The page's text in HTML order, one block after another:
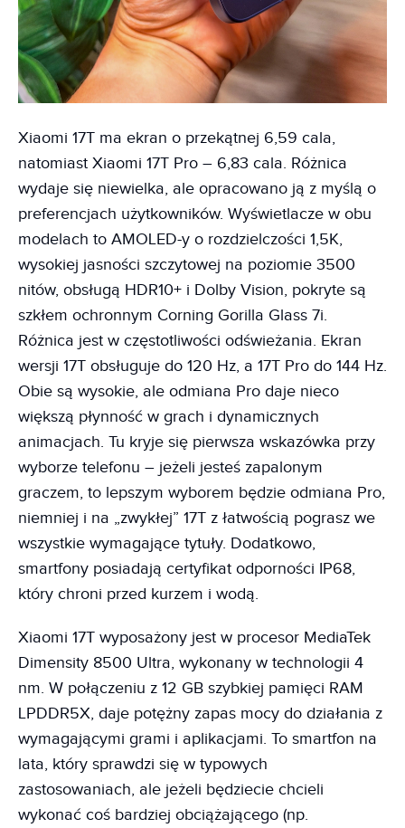
Xiaomi 17T ma ekran o przekątnej 6,59 cala,
natomiast Xiaomi 17T Pro – 6,83 cala. Różnica
wydaje się niewielka, ale opracowano ją z myślą o
preferencjach użytkowników. Wyświetlacze w obu
modelach to AMOLED-y o rozdzielczości 1,5K,
wysokiej jasności szczytowej na poziomie 3500
nitów, obsługą HDR10+ i Dolby Vision, pokryte są
szkłem ochronnym Corning Gorilla Glass 7i.
Różnica jest w częstotliwości odświeżania. Ekran
wersji 17T obsługuje do 120 Hz, a 17T Pro do 144 Hz.
Obie są wysokie, ale odmiana Pro daje nieco
większą płynność w grach i dynamicznych
animacjach. Tu kryje się pierwsza wskazówka przy
wyborze telefonu – jeżeli jesteś zapalonym
graczem, to lepszym wyborem będzie odmiana Pro,
niemniej i na „zwykłej” 17T z łatwością pograsz we
wszystkie wymagające tytuły. Dodatkowo,
smartfony posiadają certyfikat odporności IP68,
który chroni przed kurzem i wodą.
Xiaomi 17T wyposażony jest w procesor MediaTek
Dimensity 8500 Ultra, wykonany w technologii 4
nm. W połączeniu z 12 GB szybkiej pamięci RAM
LPDDR5X, daje potężny zapas mocy do działania z
wymagającymi grami i aplikacjami. To smartfon na
lata, który sprawdzi się w typowych
zastosowaniach, ale jeżeli będziecie chcieli
wykonać coś bardziej obciążającego (np.